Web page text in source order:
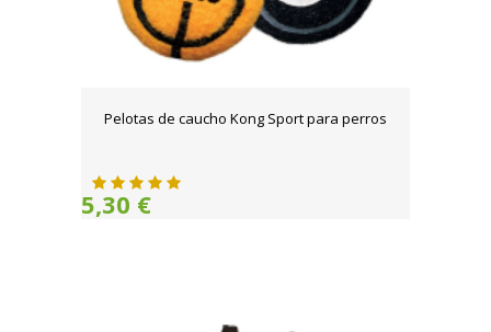
Pelotas de caucho Kong Sport para perros
5,30 €